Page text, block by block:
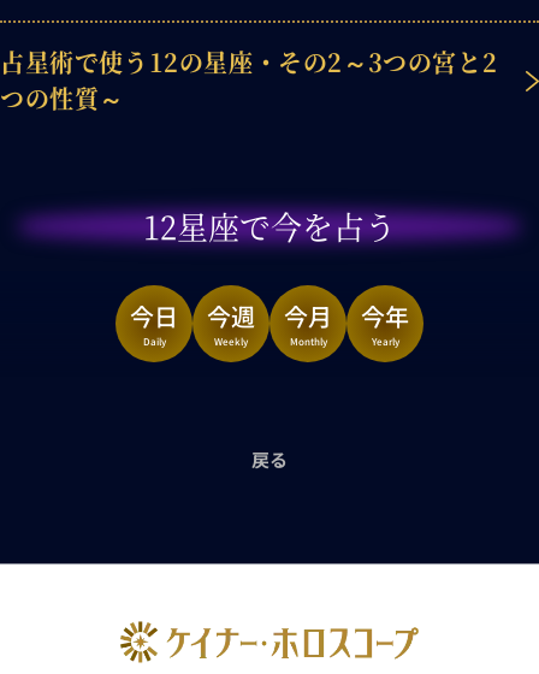
占星術で使う12の星座・その2～3つの宮と2
つの性質～
12星座で今を占う
今日
Daily
今週
Weekly
今月
Monthly
今年
Yearly
戻る